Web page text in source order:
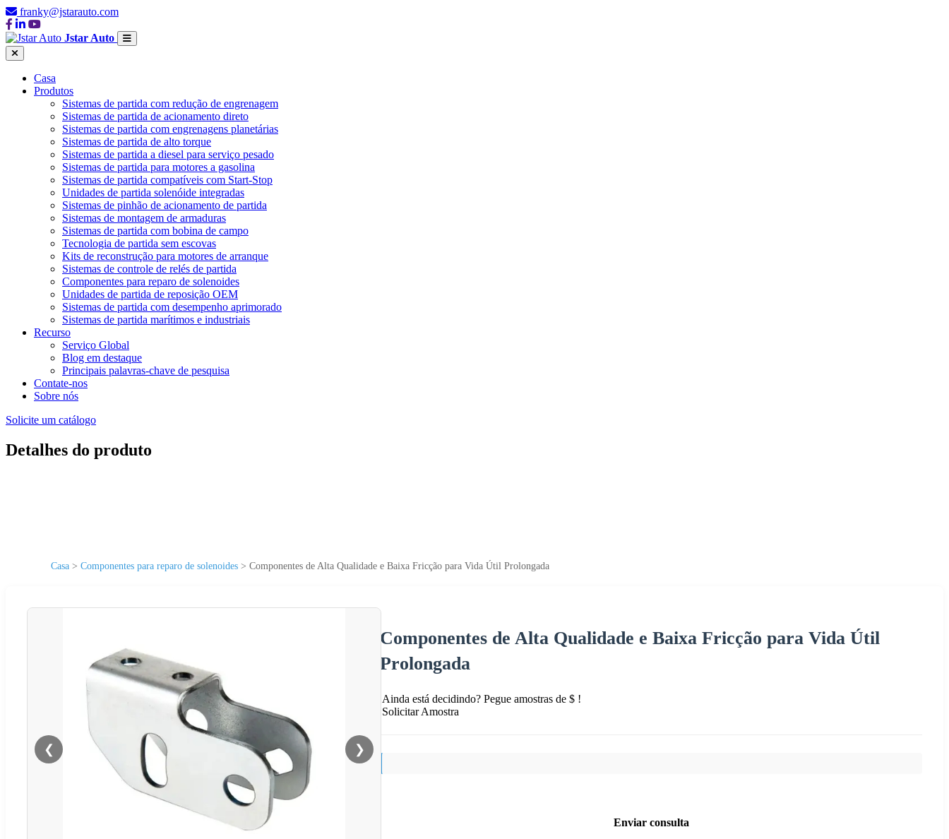
franky@jstarauto.com
Jstar Auto
Casa
Produtos
Sistemas de partida com redução de engrenagem
Sistemas de partida de acionamento direto
Sistemas de partida com engrenagens planetárias
Sistemas de partida de alto torque
Sistemas de partida a diesel para serviço pesado
Sistemas de partida para motores a gasolina
Sistemas de partida compatíveis com Start-Stop
Unidades de partida solenóide integradas
Sistemas de pinhão de acionamento de partida
Sistemas de montagem de armaduras
Sistemas de partida com bobina de campo
Tecnologia de partida sem escovas
Kits de reconstrução para motores de arranque
Sistemas de controle de relés de partida
Componentes para reparo de solenoides
Unidades de partida de reposição OEM
Sistemas de partida com desempenho aprimorado
Sistemas de partida marítimos e industriais
Recurso
Serviço Global
Blog em destaque
Principais palavras-chave de pesquisa
Contate-nos
Sobre nós
Solicite um catálogo
Detalhes do produto
Casa > Componentes para reparo de solenoides > Componentes de Alta Qualidade e Baixa Fricção para Vida Útil Prolongada
❮ ❯
Componentes de Alta Qualidade e Baixa Fricção para Vida Útil
Prolongada
Ainda está decidindo? Pegue amostras de $ !
Solicitar Amostra
Enviar consulta